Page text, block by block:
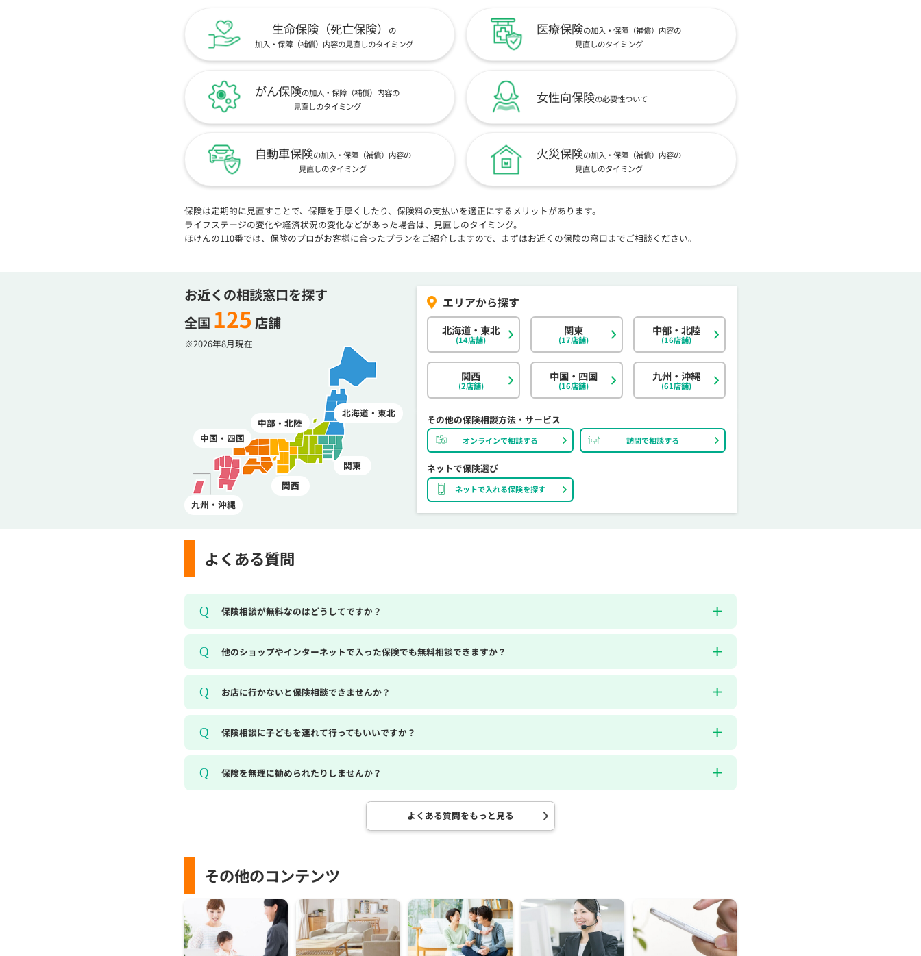
生命保険（死亡保険）
の
加入・保障（補償）内容の見直しのタイミング
医療保険の加入・保障（補償）内容の
見直しのタイミング
がん保険の加入・保障（補償）内容の
見直しのタイミング
女性向保険の必要性ついて
自動車保険の加入・保障（補償）内容の
見直しのタイミング
火災保険の加入・保障（補償）内容の
見直しのタイミング
保険は定期的に見直すことで、保障を手厚くしたり、保険料の支払いを適正にするメリットがあります。
ライフステージの変化や経済状況の変化などがあった場合は、見直しのタイミング。
ほけんの110番では、保険のプロがお客様に合ったプランをご紹介しますので、まずはお近くの保険の窓口までご相談ください。
その他の保険相談方法・サービス
オンラインで相談する 訪問で相談する
ネットで保険選び
ネットで入れる保険を探す
お近くの相談窓口を探す
全国 125 店舗
北海道・東北
関東
中部・北陸
関西
中国・四国
九州・沖縄
北海道・東北
(14店舗)
関東
(17店舗)
中部・北陸
(16店舗)
関西
(2店舗)
中国・四国
(16店舗)
九州・沖縄
(61店舗)
※2026年8月現在
よくある質問
保険相談が無料なのはどうしてですか？
他のショップやインターネットで入った保険でも無料相談できますか？
お店に行かないと保険相談できませんか？
保険相談に子どもを連れて行ってもいいですか？
保険を無理に勧められたりしませんか？
よくある質問をもっと見る
その他のコンテンツ